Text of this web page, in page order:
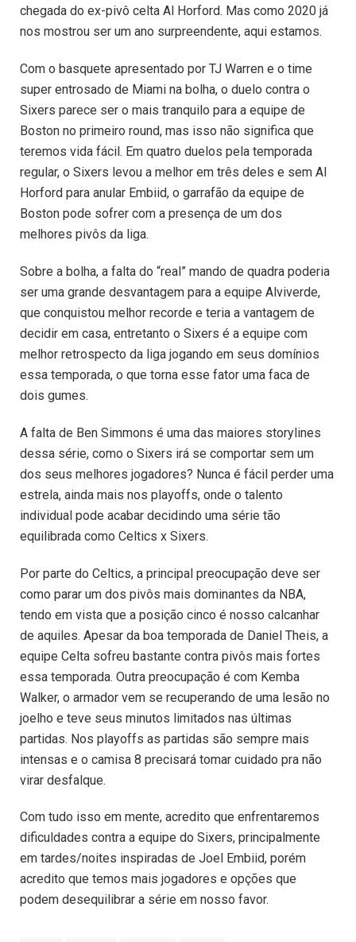
chegada do ex-pivô celta Al Horford. Mas como 2020 já
nos mostrou ser um ano surpreendente, aqui estamos.
Com o basquete apresentado por TJ Warren e o time
super entrosado de Miami na bolha, o duelo contra o
Sixers parece ser o mais tranquilo para a equipe de
Boston no primeiro round, mas isso não significa que
teremos vida fácil. Em quatro duelos pela temporada
regular, o Sixers levou a melhor em três deles e sem Al
Horford para anular Embiid, o garrafão da equipe de
Boston pode sofrer com a presença de um dos
melhores pivôs da liga.
Sobre a bolha, a falta do “real” mando de quadra poderia
ser uma grande desvantagem para a equipe Alviverde,
que conquistou melhor recorde e teria a vantagem de
decidir em casa, entretanto o Sixers é a equipe com
melhor retrospecto da liga jogando em seus domínios
essa temporada, o que torna esse fator uma faca de
dois gumes.
A falta de Ben Simmons é uma das maiores storylines
dessa série, como o Sixers irá se comportar sem um
dos seus melhores jogadores? Nunca é fácil perder uma
estrela, ainda mais nos playoffs, onde o talento
individual pode acabar decidindo uma série tão
equilibrada como Celtics x Sixers.
Por parte do Celtics, a principal preocupação deve ser
como parar um dos pivôs mais dominantes da NBA,
tendo em vista que a posição cinco é nosso calcanhar
de aquiles. Apesar da boa temporada de Daniel Theis, a
equipe Celta sofreu bastante contra pivôs mais fortes
essa temporada. Outra preocupação é com Kemba
Walker, o armador vem se recuperando de uma lesão no
joelho e teve seus minutos limitados nas últimas
partidas. Nos playoffs as partidas são sempre mais
intensas e o camisa 8 precisará tomar cuidado pra não
virar desfalque.
Com tudo isso em mente, acredito que enfrentaremos
dificuldades contra a equipe do Sixers, principalmente
em tardes/noites inspiradas de Joel Embiid, porém
acredito que temos mais jogadores e opções que
podem desequilibrar a série em nosso favor.